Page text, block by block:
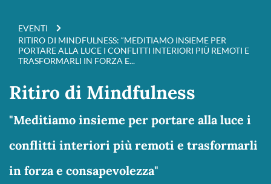
EVENTI
RITIRO DI MINDFULNESS: “MEDITIAMO INSIEME PER
PORTARE ALLA LUCE I CONFLITTI INTERIORI PIÙ REMOTI E
TRASFORMARLI IN FORZA E...
Ritiro di Mindfulness
"Meditiamo insieme per portare alla luce i
conflitti interiori più remoti e trasformarli
in forza e consapevolezza"